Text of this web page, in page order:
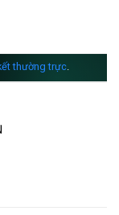
thường trực.